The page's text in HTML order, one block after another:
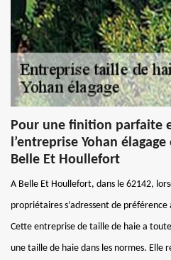
Pour une finition parfaite
l’entreprise Yohan
Belle Et Houllefort
A Belle Et Houllefort, dans le 62142,
propriétaires s’adressent de préférence
Cette entreprise de taille de haie a
une taille de haie dans les normes.